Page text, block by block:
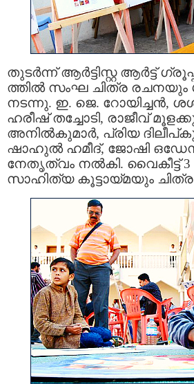
തുടര്‍ന്ന് ആര്‍ട്ടിസ്റ്റ ആര്‍ട്ട്
ത്തില്‍ സംഘ ചിത്ര രചനയും
നടന്നു. ഇ. ജെ. റോയിച്ചന്‍,
ഹരീഷ് തച്ചോടി, രാജീവ്
അനില്‍കുമാര്‍, പ്രിയ
ഷാഹുല്‍ ഹമീദ്, ജോഷി
നേതൃത്വം നല്‍കി. വൈകീട്ട്
സാഹിത്യ കൂട്ടായ്മയും